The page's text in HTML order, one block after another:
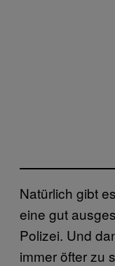
Natürlich gibt
eine gut
Polizei. Und
immer öfter zu